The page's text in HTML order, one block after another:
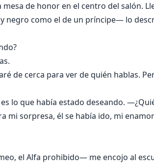
de honor en el centro del salón.
negro como el de un príncipe— lo
de cerca para ver de quién hablas.
lo que había estado deseando.
mi sorpresa, él se había ido, mi
el Alfa prohibido— me encojo al